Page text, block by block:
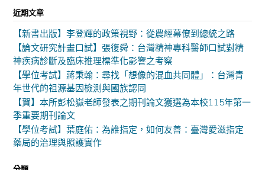
近期文章
【新書出版】李登輝的政策視野：從農經幕僚到總統之路
【論文研究計畫口試】張復舜：台灣精神專科醫師口試對精
神疾病診斷及臨床推理標準化影響之考察
【學位考試】蔣秉翰：尋找「想像的混血共同體」：台灣青
年世代的祖源基因檢測與國族認同
【賀】本所彭松嶽老師發表之期刊論文獲選為本校115年第一
季重要期刊論文
【學位考試】葉庭佑：為誰指定，如何友善：臺灣愛滋指定
藥局的治理與照護實作